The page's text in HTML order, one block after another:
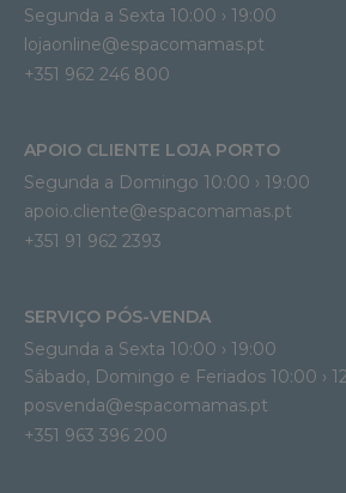
Segunda a Sexta 10:00 › 19:00
lojaonline@espacomamas.pt
+351 962 246 800
APOIO CLIENTE LOJA PORTO
Segunda a Domingo 10:00 › 19:00
apoio.cliente@espacomamas.pt
+351 91 962 2393
SERVIÇO PÓS-VENDA
Segunda a Sexta 10:00 › 19:00
Sábado, Domingo e Feriados 10:00 ›
posvenda@espacomamas.pt
+351 963 396 200